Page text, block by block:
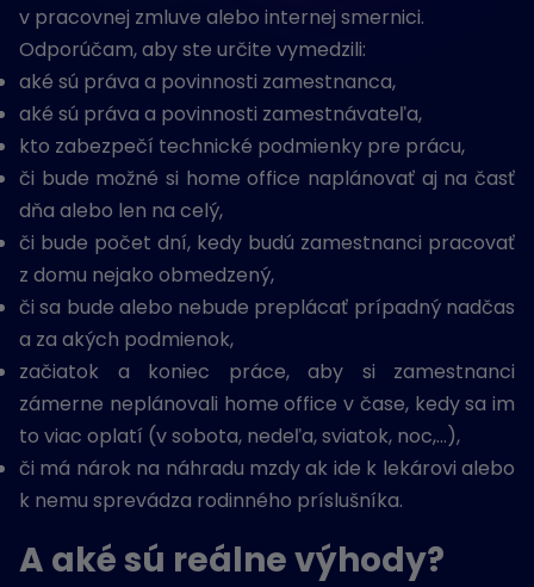
v pracovnej zmluve alebo internej smernici.
Odporúčam, aby ste určite vymedzili:
aké sú práva a povinnosti zamestnanca,
aké sú práva a povinnosti zamestnávateľa,
kto zabezpečí technické podmienky pre prácu,
či bude možné si home office naplánovať aj na časť
dňa alebo len na celý,
či bude počet dní, kedy budú zamestnanci pracovať
z domu nejako obmedzený,
či sa bude alebo nebude preplácať prípadný nadčas
a za akých podmienok,
začiatok a koniec práce, aby si zamestnanci
zámerne neplánovali home office v čase, kedy sa im
to viac oplatí (v sobota, nedeľa, sviatok, noc,…),
či má nárok na náhradu mzdy ak ide k lekárovi alebo
k nemu sprevádza rodinného príslušníka.
A aké sú reálne výhody?